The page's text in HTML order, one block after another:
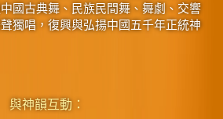
國古典舞、民族民間舞、舞劇、交響
獨唱，復興與弘揚中國五千年正統神
與神韻互動：